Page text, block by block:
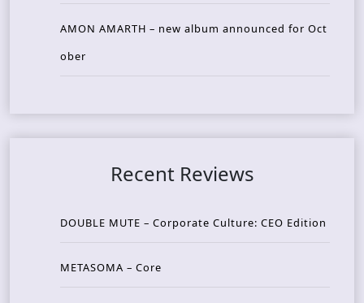
AMON AMARTH – new album announced for Oct
ober
Recent Reviews
DOUBLE MUTE – Corporate Culture: CEO Edition
METASOMA – Core